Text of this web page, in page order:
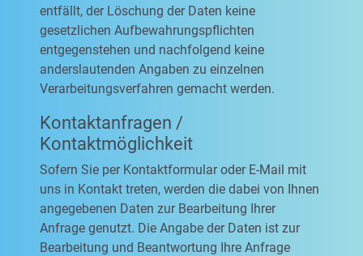
entfällt, der Löschung der Daten keine
gesetzlichen Aufbewahrungspflichten
entgegenstehen und nachfolgend keine
anderslautenden Angaben zu einzelnen
Verarbeitungsverfahren gemacht werden.
Kontaktanfragen /
Kontaktmöglichkeit
Sofern Sie per Kontaktformular oder E-Mail mit
uns in Kontakt treten, werden die dabei von Ihnen
angegebenen Daten zur Bearbeitung Ihrer
Anfrage genutzt. Die Angabe der Daten ist zur
Bearbeitung und Beantwortung Ihre Anfrage